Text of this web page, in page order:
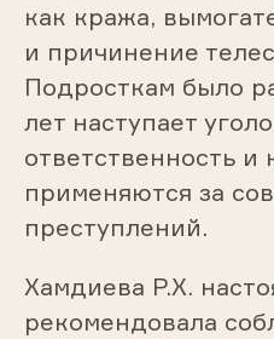
как кража,
и причинение
Подросткам было
лет наступает
ответственность и
применяются за
преступлений.
Хамдиева Р.Х.
рекомендовала